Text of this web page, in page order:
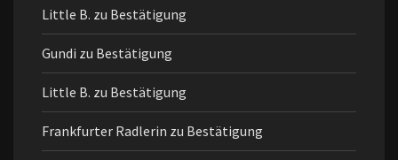
Little B. zu Bestätigung
Gundi zu Bestätigung
Little B. zu Bestätigung
Frankfurter Radlerin zu Bestätigung